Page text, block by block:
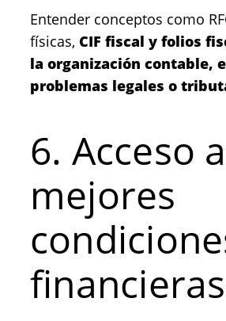
Entender conceptos como
físicas, CIF fiscal y folios
la organización contable,
problemas legales o
6. Acceso a
mejores